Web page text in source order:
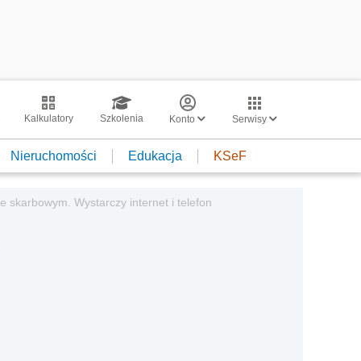
Kalkulatory Szkolenia Konto Serwisy
Nieruchomości Edukacja KSeF
skarbowym. Wystarczy internet i telefon